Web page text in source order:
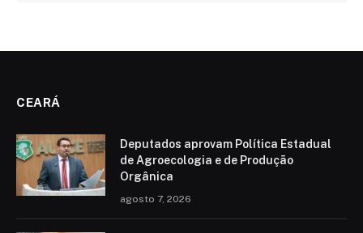
CEARÁ
Deputados aprovam Política Estadual
de Agroecologia e de Produção
Orgânica
agosto 7, 2026